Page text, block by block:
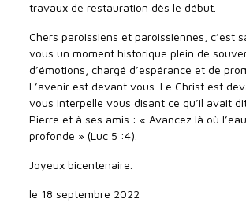
travaux de restauration dès le début.
Chers paroissiens et paroissiennes, c’est
vous un moment historique plein de
d’émotions, chargé d’espérance et de
L’avenir est devant vous. Le Christ est
vous interpelle vous disant ce qu’il avait
Pierre et à ses amis : « Avancez là où
profonde » (Luc 5 :4).
Joyeux bicentenaire.
le 18 septembre 2022